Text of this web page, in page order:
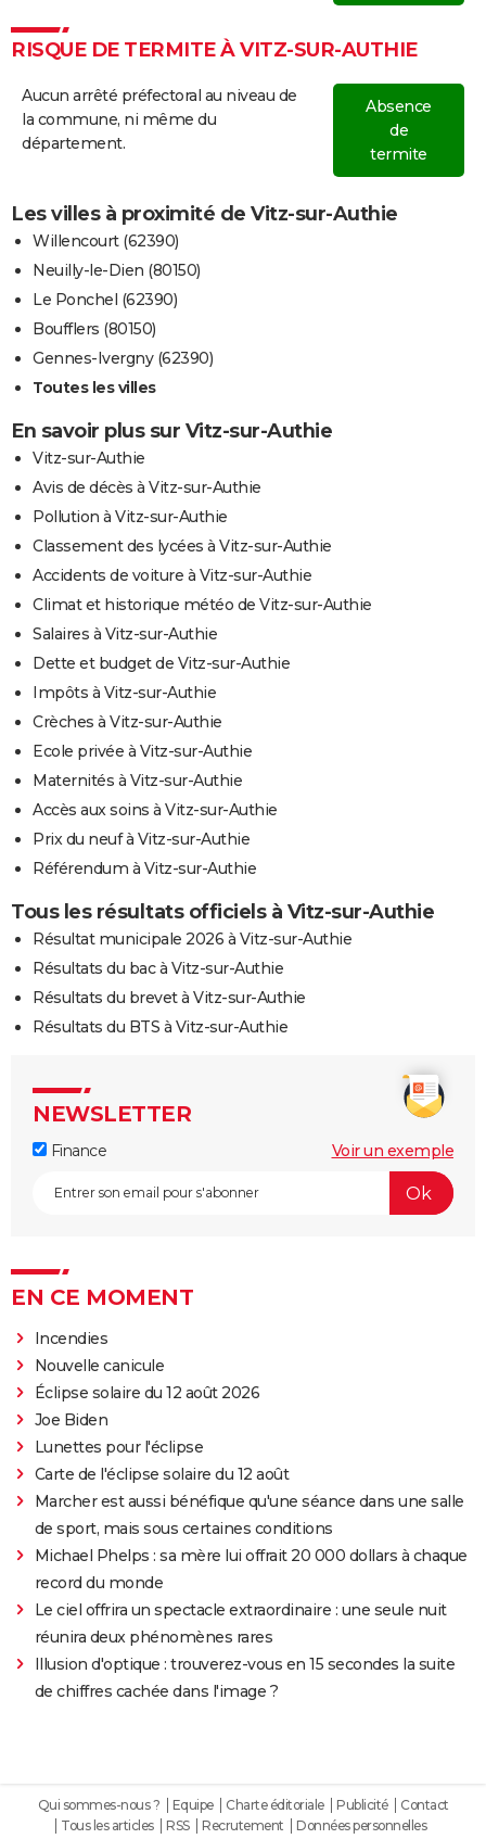
RISQUE DE TERMITE À VITZ-SUR-AUTHIE
Aucun arrêté préfectoral au niveau de
la commune, ni même du
département.
Absence
de
termite
Les villes à proximité de Vitz-sur-Authie
Willencourt (62390)
Neuilly-le-Dien (80150)
Le Ponchel (62390)
Boufflers (80150)
Gennes-Ivergny (62390)
Toutes les villes
En savoir plus sur Vitz-sur-Authie
Vitz-sur-Authie
Avis de décès à Vitz-sur-Authie
Pollution à Vitz-sur-Authie
Classement des lycées à Vitz-sur-Authie
Accidents de voiture à Vitz-sur-Authie
Climat et historique météo de Vitz-sur-Authie
Salaires à Vitz-sur-Authie
Dette et budget de Vitz-sur-Authie
Impôts à Vitz-sur-Authie
Crèches à Vitz-sur-Authie
Ecole privée à Vitz-sur-Authie
Maternités à Vitz-sur-Authie
Accès aux soins à Vitz-sur-Authie
Prix du neuf à Vitz-sur-Authie
Référendum à Vitz-sur-Authie
Tous les résultats officiels à Vitz-sur-Authie
Résultat municipale 2026 à Vitz-sur-Authie
Résultats du bac à Vitz-sur-Authie
Résultats du brevet à Vitz-sur-Authie
Résultats du BTS à Vitz-sur-Authie
NEWSLETTER
Finance Voir un exemple
EN CE MOMENT
Incendies
Nouvelle canicule
Éclipse solaire du 12 août 2026
Joe Biden
Lunettes pour l'éclipse
Carte de l'éclipse solaire du 12 août
Marcher est aussi bénéfique qu'une séance dans une salle
de sport, mais sous certaines conditions
Michael Phelps : sa mère lui offrait 20 000 dollars à chaque
record du monde
Le ciel offrira un spectacle extraordinaire : une seule nuit
réunira deux phénomènes rares
Illusion d'optique : trouverez-vous en 15 secondes la suite
de chiffres cachée dans l'image ?
Qui sommes-nous ? Equipe Charte éditoriale Publicité
Contact
Tous les articles
RSS Recrutement
Données personnelles